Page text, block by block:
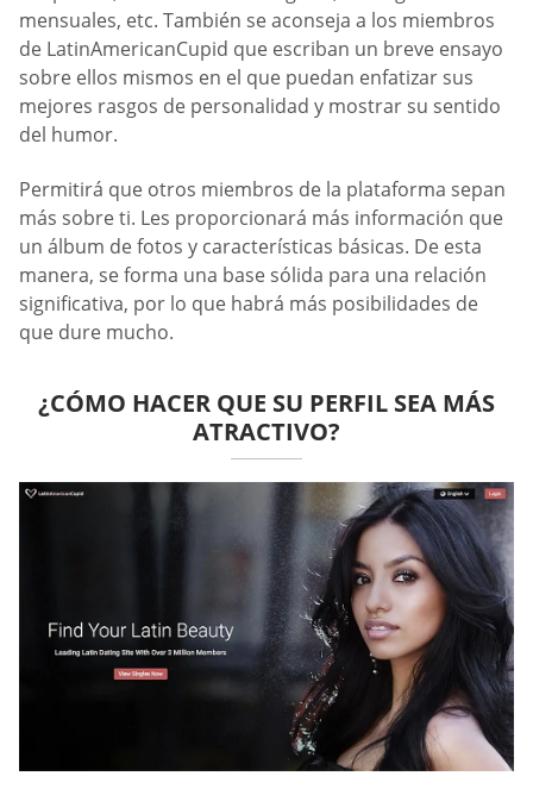
mensuales, etc. También se aconseja a los miembros
de LatinAmericanCupid que escriban un breve ensayo
sobre ellos mismos en el que puedan enfatizar sus
mejores rasgos de personalidad y mostrar su sentido
del humor.
Permitirá que otros miembros de la plataforma sepan
más sobre ti. Les proporcionará más información que
un álbum de fotos y características básicas. De esta
manera, se forma una base sólida para una relación
significativa, por lo que habrá más posibilidades de
que dure mucho.
¿CÓMO HACER QUE SU PERFIL SEA MÁS
ATRACTIVO?